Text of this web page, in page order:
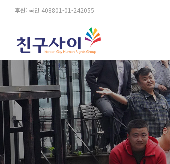
후원: 국민 408801-01-242055